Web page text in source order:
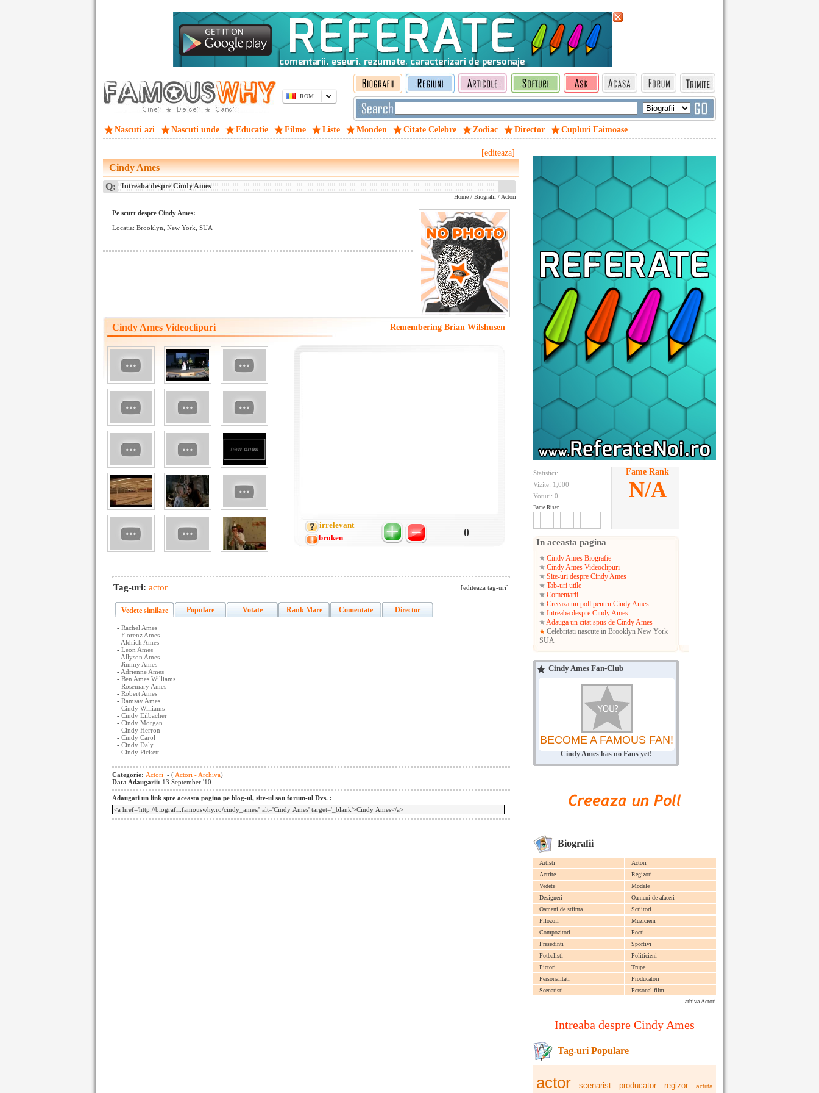
ROM
|
Nascuti azi Nascuti unde Educatie Filme Liste Monden Citate Celebre Zodiac Director Cupluri Faimoase
Statistici:
Vizite: 1,000
Voturi: 0
Fame Riser
Fame Rank
N/A
In aceasta pagina
Cindy Ames Biografie
Cindy Ames Videoclipuri
Site-uri despre Cindy Ames
Tab-uri utile
Comentarii
Creeaza un poll pentru Cindy Ames
Intreaba despre Cindy Ames
Adauga un citat spus de Cindy Ames
Celebritati nascute in Brooklyn New York
SUA
Cindy Ames Fan-Club
BECOME A FAMOUS FAN!
Cindy Ames has no Fans yet!
Biografii
Artisti
Actori
Actrite
Regizori
Vedete
Modele
Designeri
Oameni de afaceri
Oameni de stiinta
Scriitori
Filozofi
Muzicieni
Compozitori
Poeti
Presedinti
Sportivi
Fotbalisti
Politicieni
Pictori
Trupe
Personalitati
Producatori
Scenaristi
Personal film
arhiva Actori
Intreaba despre Cindy Ames
Tag-uri Populare
actor scenarist producator regizor
actrita
[editeaza]
Cindy Ames
Q: Intreaba despre Cindy Ames
Home / Biografii / Actori
Pe scurt despre Cindy Ames:
Locatia: Brooklyn, New York, SUA
Cindy Ames Videoclipuri Remembering Brian Wilshusen
irrelevant
0
broken
Tag-uri: actor [editeaza tag-uri]
Vedete similare Populare Votate Rank Mare Comentate Director
- Rachel Ames
- Florenz Ames
- Aldrich Ames
- Leon Ames
- Allyson Ames
- Jimmy Ames
- Adrienne Ames
- Ben Ames Williams
- Rosemary Ames
- Robert Ames
- Ramsay Ames
- Cindy Williams
- Cindy Eilbacher
- Cindy Morgan
- Cindy Herron
- Cindy Carol
- Cindy Daly
- Cindy Pickett
Categorie: Actori - ( Actori - Archiva)
Data Adaugarii: 13 September '10
Adaugati un link spre aceasta pagina pe blog-ul, site-ul sau forum-ul Dvs. :